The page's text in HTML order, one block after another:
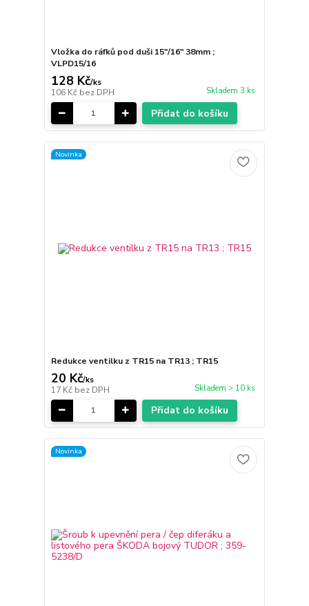
Vložka do ráfků pod duši 15"/16" 38mm ;
VLPD15/16
128 Kč/ks
106 Kč bez DPH Skladem 3 ks
Přidat do košíku
Novinka
Redukce ventilku z TR15 na TR13 ; TR15
20 Kč/ks
17 Kč bez DPH Skladem > 10 ks
Přidat do košíku
Novinka